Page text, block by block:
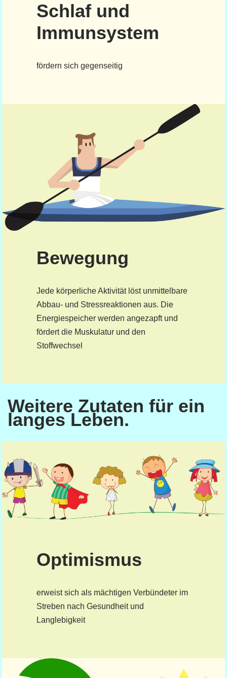
Schlaf und
Immunsystem
fördern sich gegenseitig
Bewegung
Jede körperliche Aktivität löst unmittelbare
Abbau- und Stressreaktionen aus. Die
Energiespeicher werden angezapft und
fördert die Muskulatur und den
Stoffwechsel
Weitere Zutaten für ein
langes Leben.
Optimismus
erweist sich als mächtigen Verbündeter im
Streben nach Gesundheit und
Langlebigkeit